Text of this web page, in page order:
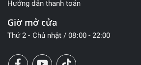
Hướng dẫn thanh toán
Giờ mở cửa
Thứ 2 - Chủ nhật / 08:00 - 22:00